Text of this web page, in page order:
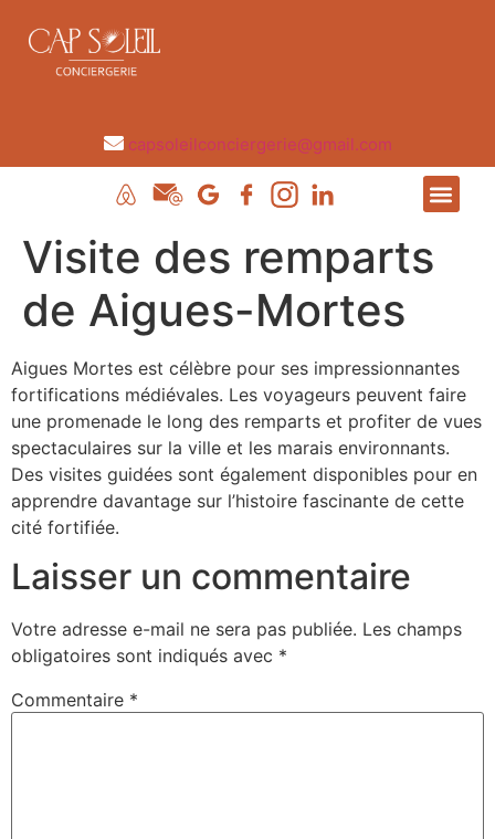
capsoleilconciergerie@gmail.com
Visite des remparts
de Aigues-Mortes
Aigues Mortes est célèbre pour ses impressionnantes
fortifications médiévales. Les voyageurs peuvent faire
une promenade le long des remparts et profiter de vues
spectaculaires sur la ville et les marais environnants.
Des visites guidées sont également disponibles pour en
apprendre davantage sur l’histoire fascinante de cette
cité fortifiée.
Laisser un commentaire
Votre adresse e-mail ne sera pas publiée. Les champs
obligatoires sont indiqués avec *
Commentaire *